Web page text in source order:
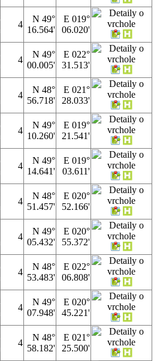
4
N 49°
16.564'
E 019°
06.020'
4
N 49°
00.005'
E 022°
31.513'
4
N 48°
56.718'
E 021°
28.033'
4
N 49°
10.260'
E 019°
21.541'
4
N 49°
14.641'
E 019°
03.611'
4
N 48°
51.457'
E 020°
52.166'
4
N 49°
05.432'
E 020°
55.372'
4
N 48°
53.483'
E 022°
06.808'
4
N 49°
07.948'
E 020°
45.221'
4
N 48°
58.182'
E 021°
25.500'